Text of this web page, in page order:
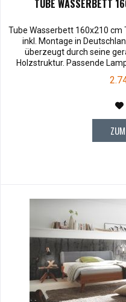
TUBE WASSERBETT
Tube Wasserbett 160x210 cm
inkl. Montage in
überzeugt durch seine
Holzstruktur. Passende
Zubehör . Rahmenhöhe/
Kopfteilhöhe: 110 Muster